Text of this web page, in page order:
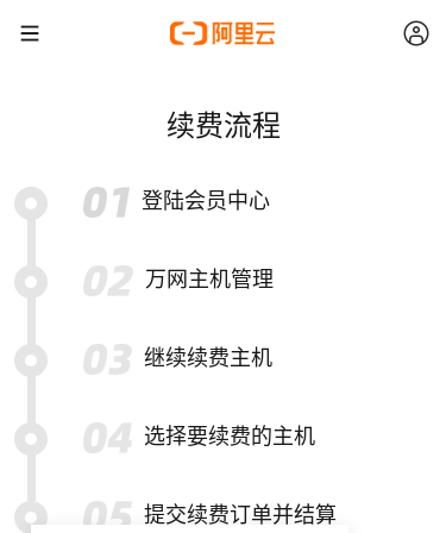
续费流程
登陆会员中心
万网主机管理
继续续费主机
选择要续费的主机
提交续费订单并结算